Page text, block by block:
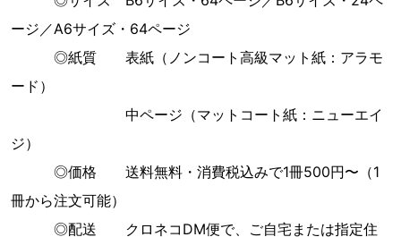
ージ／A6サイズ・64ページ
◎紙質 表紙（ノンコート高級マット紙：アラモ
ード）
中ページ（マットコート紙：ニューエイ
ジ）
◎価格 送料無料・消費税込みで1冊500円〜（1
冊から注文可能）
◎配送 クロネコDM便で、ご自宅または指定住